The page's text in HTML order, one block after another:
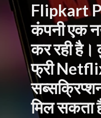
Flipkart
कंपनी एक
कर रही
फ्री
मिल सकता